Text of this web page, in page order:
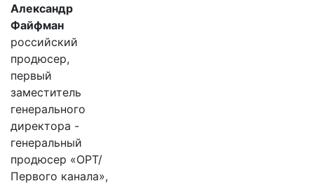
Александр
Файфман
российский
продюсер,
первый
заместитель
генерального
директора -
генеральный
продюсер «ОРТ/
Первого канала»,